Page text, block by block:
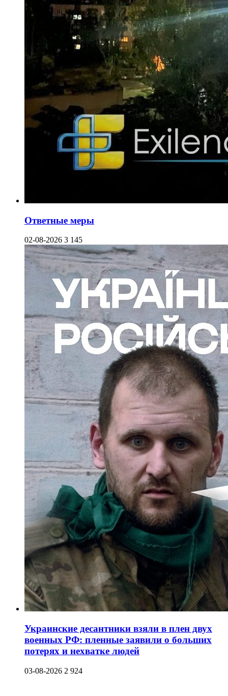
Ответные меры
02-08-2026 3 145
Украинские десантники взяли в плен двух
военных РФ: пленные заявили о больших
потерях и нехватке людей
03-08-2026 2 924